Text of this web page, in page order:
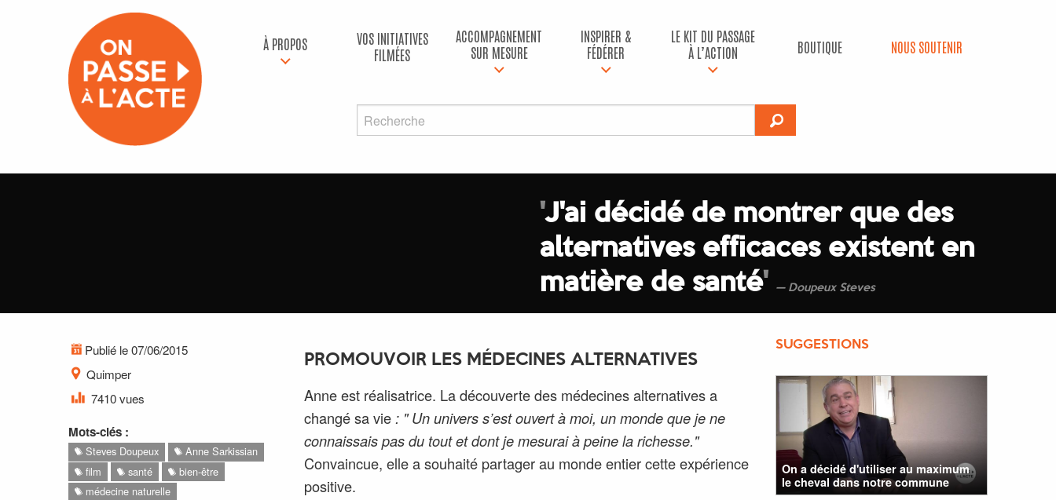
À PROPOS
VOS INITIATIVES
FILMÉES
ACCOMPAGNEMENT
SUR MESURE
INSPIRER &
FÉDÉRER
LE KIT DU PASSAGE
À L’ACTION
BOUTIQUE NOUS SOUTENIR
'J'ai décidé de montrer que des
alternatives efficaces existent en
matière de santé' Doupeux Steves
Publié le 07/06/2015
Quimper
7410 vues
Mots-clés :
Steves Doupeux
Anne Sarkissian
film
santé
bien-être
médecine naturelle
PROMOUVOIR LES MÉDECINES ALTERNATIVES
Anne est réalisatrice. La découverte des médecines alternatives a
changé sa vie: " Un univers s’est ouvert à moi, un monde que je ne
connaissais pas du tout et dont je mesurai à peine la richesse."
Convaincue, elle a souhaité partager au monde entier cette expérience
positive.
SUGGESTIONS
On a décidé d'utiliser au maximum
le cheval dans notre commune